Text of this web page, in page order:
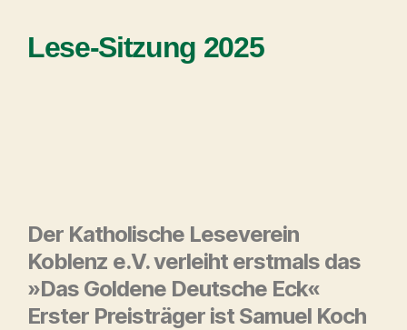
Lese-Sitzung 2025
Der Katholische Leseverein
Koblenz e.V. verleiht erstmals das
»Das Goldene Deutsche Eck«
Erster Preisträger ist Samuel Koch